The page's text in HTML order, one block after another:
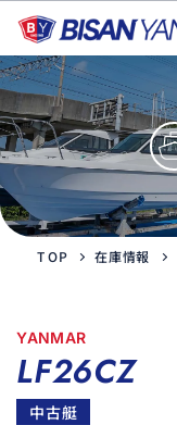
TOP 在庫情報
YANMAR
LF26CZ
中古艇